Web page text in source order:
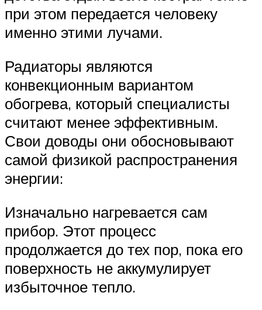
при этом передается человеку
именно этими лучами.
Радиаторы являются
конвекционным вариантом
обогрева, который специалисты
считают менее эффективным.
Свои доводы они обосновывают
самой физикой распространения
энергии:
Изначально нагревается сам
прибор. Этот процесс
продолжается до тех пор, пока его
поверхность не аккумулирует
избыточное тепло.